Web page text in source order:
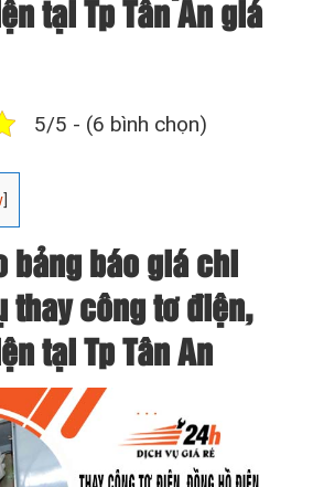
tại Tp Tân An giá
5/5 - (6 bình chọn)
bảng báo giá chi
thay công tơ điện,
tại Tp Tân An